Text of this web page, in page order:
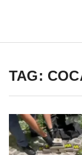
TAG: